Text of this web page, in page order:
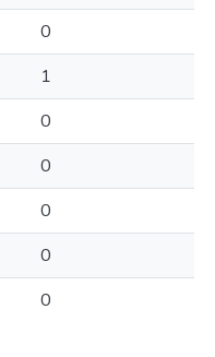
0
1
0
0
0
0
0